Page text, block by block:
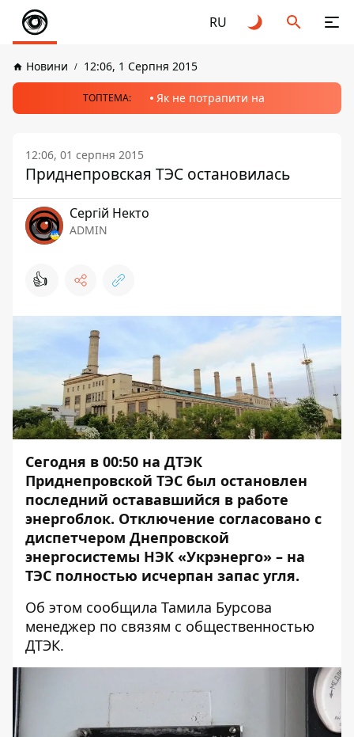
RU
Новини 12:06, 1 Серпня 2015
ТОПТЕМА: Як не потрапити на
12:06, 01 серпня 2015
Приднепровская ТЭС остановилась
Сергій Некто
ADMIN
👍
Сегодня в 00:50 на ДТЭК
Приднепровской ТЭС был остановлен
последний остававшийся в работе
энергоблок. Отключение согласовано с
диспетчером Днепровской
энергосистемы НЭК «Укрэнерго» – на
ТЭС полностью исчерпан запас угля.
Об этом сообщила Тамила Бурсова
менеджер по связям с общественностью
ДТЭК.